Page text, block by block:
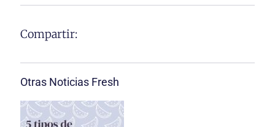
Compartir:
Otras Noticias Fresh